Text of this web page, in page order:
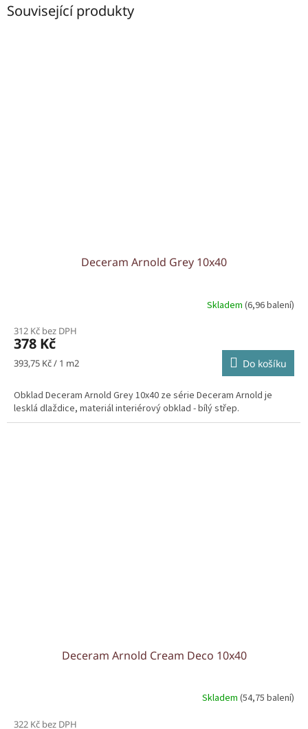
Související produkty
Deceram Arnold Grey 10x40
Skladem (6,96 balení)
312 Kč bez DPH
378 Kč
Měrná
393,75 Kč / 1 m2 Do košíku
Obklad Deceram Arnold Grey 10x40 ze série Deceram Arnold je
lesklá dlaždice, materiál interiérový obklad - bílý střep.
Deceram Arnold Cream Deco 10x40
Skladem (54,75 balení)
322 Kč bez DPH